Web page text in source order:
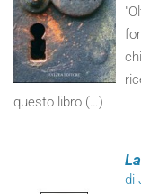
questo libro (…)
di